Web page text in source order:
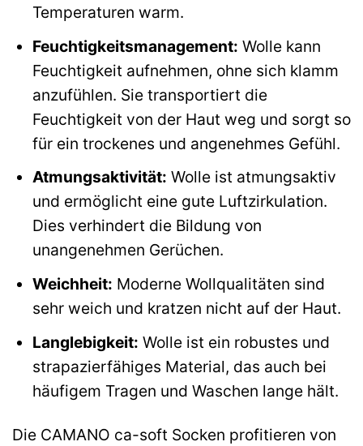
Temperaturen warm.
Feuchtigkeitsmanagement: Wolle kann
Feuchtigkeit aufnehmen, ohne sich klamm
anzufühlen. Sie transportiert die
Feuchtigkeit von der Haut weg und sorgt so
für ein trockenes und angenehmes Gefühl.
Atmungsaktivität: Wolle ist atmungsaktiv
und ermöglicht eine gute Luftzirkulation.
Dies verhindert die Bildung von
unangenehmen Gerüchen.
Weichheit: Moderne Wollqualitäten sind
sehr weich und kratzen nicht auf der Haut.
Langlebigkeit: Wolle ist ein robustes und
strapazierfähiges Material, das auch bei
häufigem Tragen und Waschen lange hält.
Die CAMANO ca-soft Socken profitieren von